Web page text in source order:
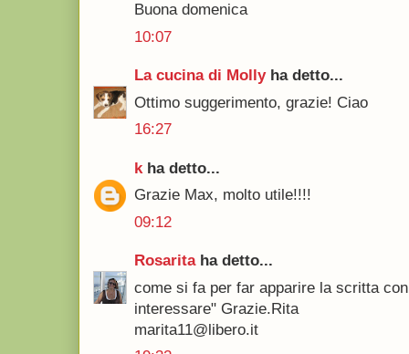
Buona domenica
10:07
La cucina di Mollyha detto...
Ottimo suggerimento, grazie! Ciao
16:27
k ha detto...
Grazie Max, molto utile!!!!
09:12
Rosaritaha detto...
come si fa per far apparire la scritta
interessare" Grazie.Rita
marita11@libero.it